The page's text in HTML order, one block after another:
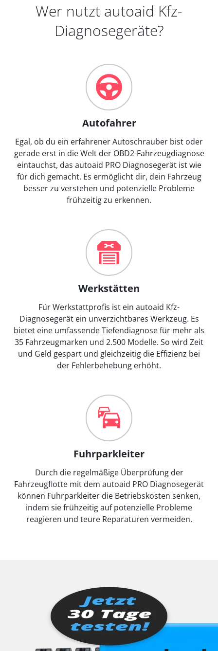
Wer nutzt autoaid Kfz-
Diagnosegeräte?
Autofahrer
Egal, ob du ein erfahrener Autoschrauber bist oder
gerade erst in die Welt der OBD2-Fahrzeugdiagnose
eintauchst, das autoaid PRO Diagnosegerät ist wie
für dich gemacht. Es ermöglicht dir, dein Fahrzeug
besser zu verstehen und potenzielle Probleme
frühzeitig zu erkennen.
Werkstätten
Für Werkstattprofis ist ein autoaid Kfz-
Diagnosegerät ein unverzichtbares Werkzeug. Es
bietet eine umfassende Tiefendiagnose für mehr als
35 Fahrzeugmarken und 2.500 Modelle. So wird Zeit
und Geld gespart und gleichzeitig die Effizienz bei
der Fehlerbehebung erhöht.
Fuhrparkleiter
Durch die regelmäßige Überprüfung der
Fahrzeugflotte mit dem autoaid PRO Diagnosegerät
können Fuhrparkleiter die Betriebskosten senken,
indem sie frühzeitig auf potenzielle Probleme
reagieren und teure Reparaturen vermeiden.